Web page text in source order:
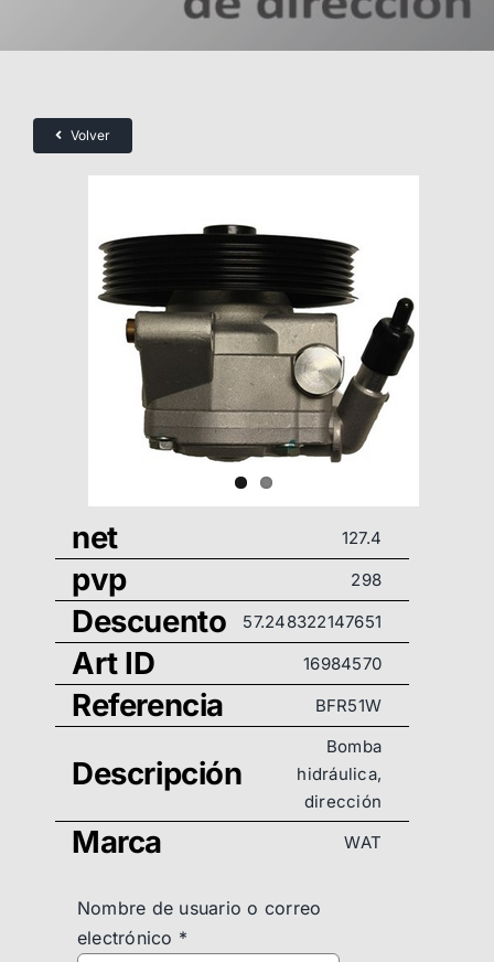
Volver
net 127.4
pvp 298
Descuento 57.248322147651
Art ID 16984570
Referencia BFR51W
Descripción
Bomba
hidráulica,
dirección
Marca WAT
Nombre de usuario o correo
electrónico *